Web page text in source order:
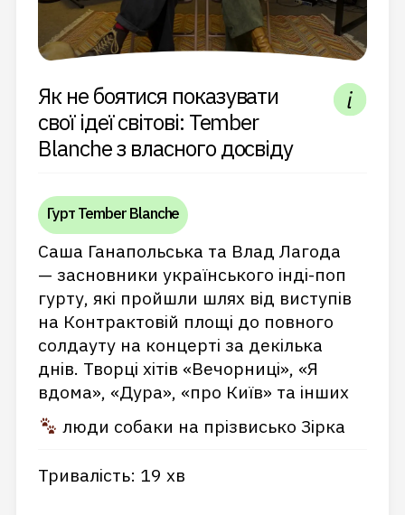
Як не боятися показувати
свої ідеї світові: Tember
Blanche з власного досвіду
Гурт Tember Blanche
Саша Ганапольська та Влад Лагода
— засновники українського інді-поп
гурту, які пройшли шлях від виступів
на Контрактовій площі до повного
солдауту на концерті за декілька
днів. Творці хітів «Вечорниці», «Я
вдома», «Дура», «про Київ» та інших
люди собаки на прізвисько Зірка
Тривалість: 19 хв